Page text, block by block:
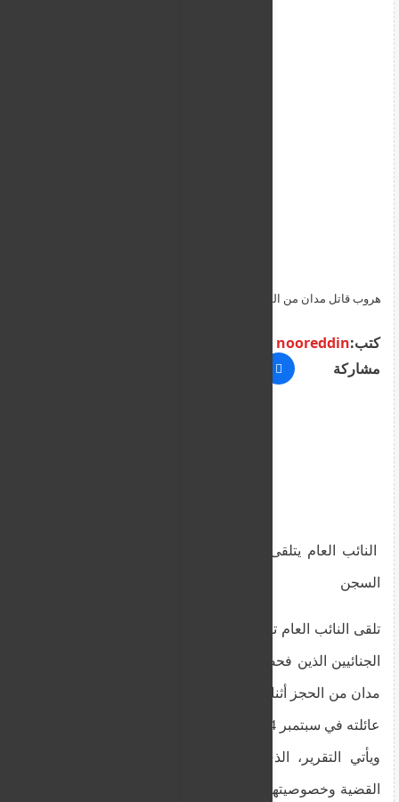
هروب قاتل مدان من السجن و النائب العام القبرصي يتلقى التقرير
كتب:nooreddin
مشاركة
النائب العام يتلقى تقريراً عن هروب قاتل مدان من
السجن
تلقى النائب العام تقريرًا شاملاً من اثنين من المحققين
الجنائيين الذين فحصوا الظروف المحيطة بهروب قاتل
مدان من الحجز أثناء زيارة خاضعة للإشراف إلى منزل
عائلته في سبتمبر 2024.
ويأتي التقرير، الذي وصف بأنه ضخم بسبب تعقيد
القضية وخصوصيتها، في أعقاب أشهر من التحقيق في